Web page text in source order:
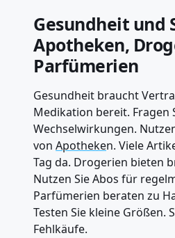
Gesundheit und
Apotheken,
Parfümerien
Gesundheit braucht
Medikation bereit. Fragen
Wechselwirkungen.
von Apotheken. Viele
Tag da. Drogerien bieten
Nutzen Sie Abos für
Parfümerien beraten zu
Testen Sie kleine Größen.
Fehlkäufe.